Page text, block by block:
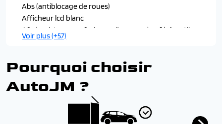
Abs (antiblocage de roues)
Afficheur lcd blanc
Afu (assistance au freinage d'urgence), ref (répartiteur
electronique de freinage)
Air conditionné automatique avec filtre combiné
pollen/charbon actif
Airbags frontaux (passager déconnectable), latéraux et
Allumage automatique des feux de détresse
Voir plus (+57)
Pourquoi choisir
AutoJM ?